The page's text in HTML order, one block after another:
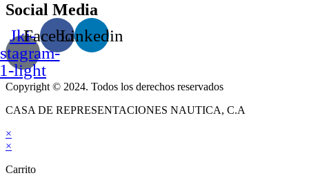
Social Media
Jki-
1-light
FacebookLinkedin
Copyright © 2024. Todos los derechos reservados
CASA DE REPRESENTACIONES NAUTICA, C.A
×
×
Carrito